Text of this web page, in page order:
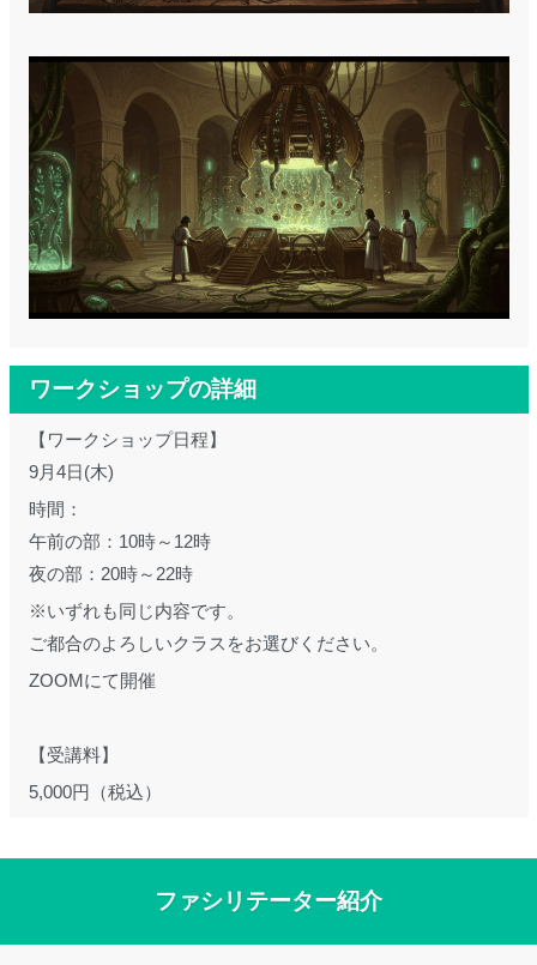
ワークショップの詳細
【ワークショップ日程】
9月4日(木)
時間：
午前の部：10時～12時
夜の部：20時～22時
※いずれも同じ内容です。
ご都合のよろしいクラスをお選びください。
ZOOMにて開催
【受講料】
5,000円（税込）
ファシリテーター紹介